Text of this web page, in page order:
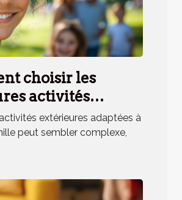
choisir les
activités
pour toute la
extérieures adaptées à
peut sembler complexe,